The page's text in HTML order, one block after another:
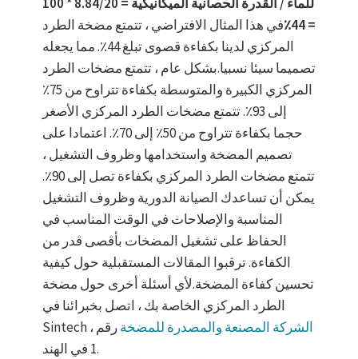
= 44٪
في هذا المثال الافتراضي ، تتمتع مضخة الطرد
المركزي لدينا بكفاءة قصوى تبلغ 44٪. مما يجعله
تصميما سيئا نسبيا.بشكل عام ، تتمتع مضخات الطرد
المركزي الكبيرة والمتوسطة بكفاءة تتراوح من 75٪
إلى 93٪. تتمتع مضخات الطرد المركزي الأصغر
حجما بكفاءة تتراوح من 50٪ إلى 70٪. اعتمادا على
تصميم المضخة واستخدامها وظروف التشغيل ،
تتمتع مضخات الطرد المركزي بكفاءة تصل إلى 90٪.
يمكن أن تساعدك الصيانة الدورية وظروف التشغيل
المناسبة والإصلاحات في الوقت المناسب في
الحفاظ على تشغيل المضخات بأقصى قدر من
الكفاءة. ترقبوا المقالات المستقبلية حول كيفية
تحسين كفاءة المضخة.لأي أسئلة أخرى حول مضخة
الطرد المركزي الخاصة بك ، اتصل بخبرائنا في
Sintech ،
الشركة المصنعة والمصدرة للمضخةرقم
1 في الهند.